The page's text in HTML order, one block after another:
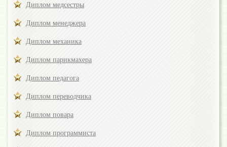
Диплом медсестры
Диплом менеджера
Диплом механика
Диплом парикмахера
Диплом педагога
Диплом переводчика
Диплом повара
Диплом программиста